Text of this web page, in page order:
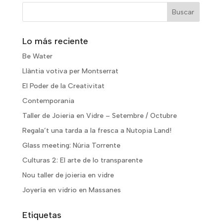
Lo más reciente
Be Water
Llàntia votiva per Montserrat
El Poder de la Creativitat
Contemporania
Taller de Joieria en Vidre – Setembre / Octubre
Regala’t una tarda a la fresca a Nutopia Land!
Glass meeting: Núria Torrente
Culturas 2: El arte de lo transparente
Nou taller de joieria en vidre
Joyería en vidrio en Massanes
Etiquetas